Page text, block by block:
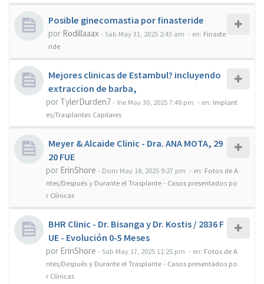
Posible ginecomastia por finasteride
por Rodillaaax - Sab May 31, 2025 2:43 am - en: Finaste
ride
Mejores clinicas de Estambul? incluyendo
extraccion de barba,
por TylerDurden7-Vie May 30, 2025 7:48 pm - en: Implant
es/Trasplantes Capilares
Meyer & Alcaide Clinic - Dra. ANA MOTA, 29
20 FUE
por ErinShore - Dom May 18, 2025 9:27 pm - en: Fotos de A
ntes/Después y Durante el Trasplante - Casos presentados po
r Clínicas
BHR Clinic - Dr. Bisanga y Dr. Kostis / 2836 F
UE - Evolución 0-5 Meses
por ErinShore - Sab May 17, 2025 11:25 pm - en: Fotos de A
ntes/Después y Durante el Trasplante - Casos presentados po
r Clínicas